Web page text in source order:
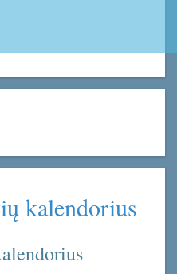
kalendorius